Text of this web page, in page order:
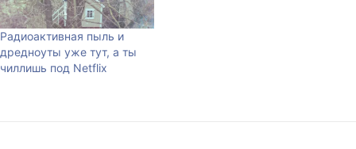
Радиоактивная пыль и
дредноуты уже тут, а ты
чиллишь под Netflix